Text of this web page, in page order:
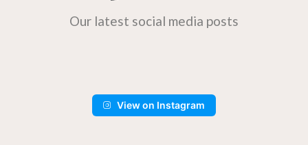
Our latest social media posts
View on Instagram